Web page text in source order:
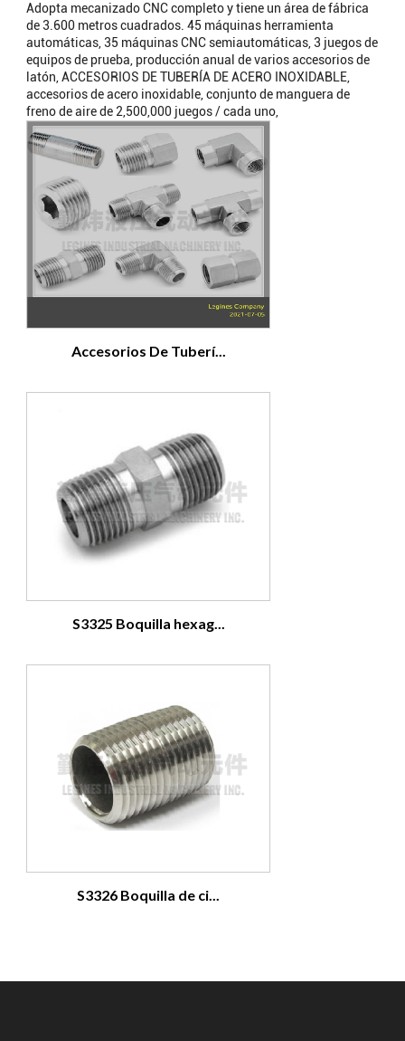
Adopta mecanizado CNC completo y tiene un área de fábrica
de 3.600 metros cuadrados. 45 máquinas herramienta
automáticas, 35 máquinas CNC semiautomáticas, 3 juegos de
equipos de prueba, producción anual de varios accesorios de
latón, ACCESORIOS DE TUBERÍA DE ACERO INOXIDABLE,
accesorios de acero inoxidable, conjunto de manguera de
freno de aire de 2,500,000 juegos / cada uno,
Accesorios De Tuberí...
S3325 Boquilla hexag...
S3326 Boquilla de ci...